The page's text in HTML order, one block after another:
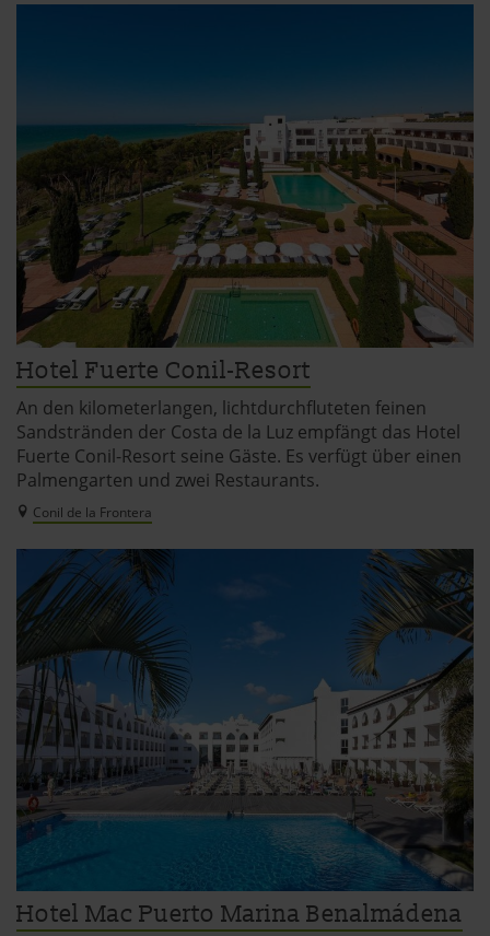
Hotel Fuerte Conil-Resort
An den kilometerlangen, lichtdurchfluteten feinen
Sandstränden der Costa de la Luz empfängt das Hotel
Fuerte Conil-Resort seine Gäste. Es verfügt über einen
Palmengarten und zwei Restaurants.
Conil de la Frontera
Hotel Mac Puerto Marina Benalmádena